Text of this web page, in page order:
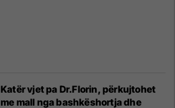
Katër vjet pa Dr.Florin, përkujtohet
me mall nga bashkëshortja dhe